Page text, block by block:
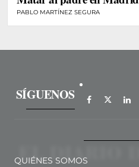
PABLO MARTÍNEZ SEGURA
SÍGUENOS
QUIÉNES SOMOS